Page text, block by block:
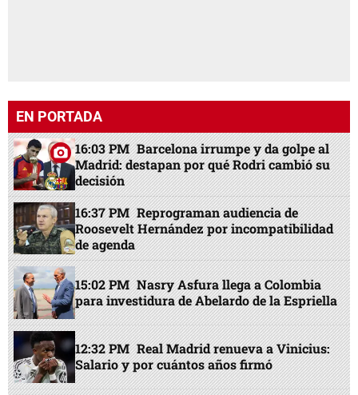
EN PORTADA
16:03 PM Barcelona irrumpe y da golpe al
Madrid: destapan por qué Rodri cambió su
decisión
16:37 PM Reprograman audiencia de
Roosevelt Hernández por incompatibilidad
de agenda
15:02 PM Nasry Asfura llega a Colombia
para investidura de Abelardo de la Espriella
12:32 PM Real Madrid renueva a Vinicius:
Salario y por cuántos años firmó